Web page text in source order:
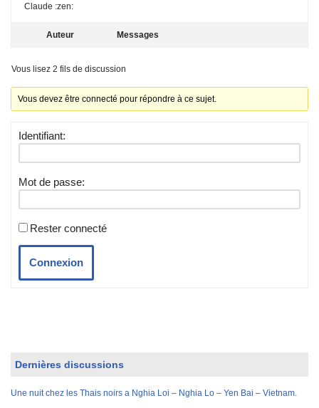
Claude :zen:
Auteur Messages
Vous lisez 2 fils de discussion
Vous devez être connecté pour répondre à ce sujet.
Identifiant:
Mot de passe:
Rester connecté
Connexion
Dernières discussions
Une nuit chez les Thais noirs a Nghia Loi – Nghia Lo – Yen Bai – Vietnam.